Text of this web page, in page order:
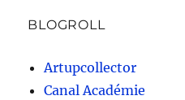
BLOGROLL
Artupcollector
Canal Académie